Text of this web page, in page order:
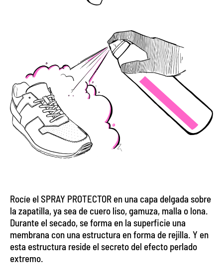
Rocíe el SPRAY PROTECTOR en una capa delgada sobre
la zapatilla, ya sea de cuero liso, gamuza, malla o lona.
Durante el secado, se forma en la superficie una
membrana con una estructura en forma de rejilla. Y en
esta estructura reside el secreto del efecto perlado
extremo.